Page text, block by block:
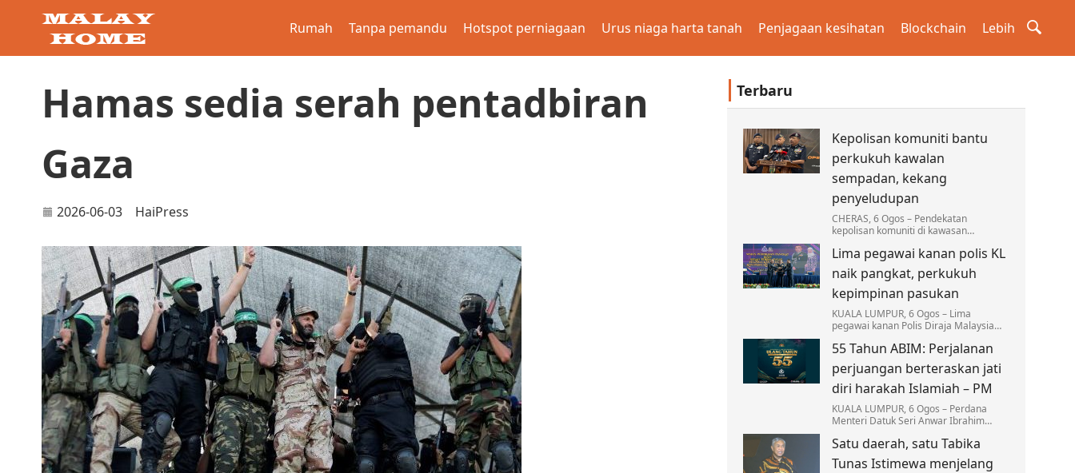
Rumah Tanpa pemandu Hotspot perniagaan Urus niaga harta tanah Penjagaan kesihatan Blockchain Lebih
Hamas sedia serah pentadbiran
Gaza
2026-06-03 HaiPress
Terbaru
Kepolisan komuniti bantu
perkukuh kawalan
sempadan, kekang
penyeludupan
CHERAS, 6 Ogos – Pendekatan
kepolisan komuniti di kawasan
strategi utama Polis Diraja Malaysia
(PDRM) dalam memperkukuh kawalan…
Lima pegawai kanan polis KL
naik pangkat, perkukuh
kepimpinan pasukan
KUALA LUMPUR, 6 Ogos – Lima
pegawai kanan Polis Diraja Malaysia
menerima kenaikan pangkat dan
pelantikan baharu.
55 Tahun ABIM: Perjalanan
perjuangan berteraskan jati
diri harakah Islamiah – PM
KUALA LUMPUR, 6 Ogos – Perdana
Menteri Datuk Seri Anwar Ibrahim
Malaysia (ABIM) memainkan peranan
besar sebagai pelanjut…
Satu daerah, satu Tabika
Tunas Istimewa menjelang